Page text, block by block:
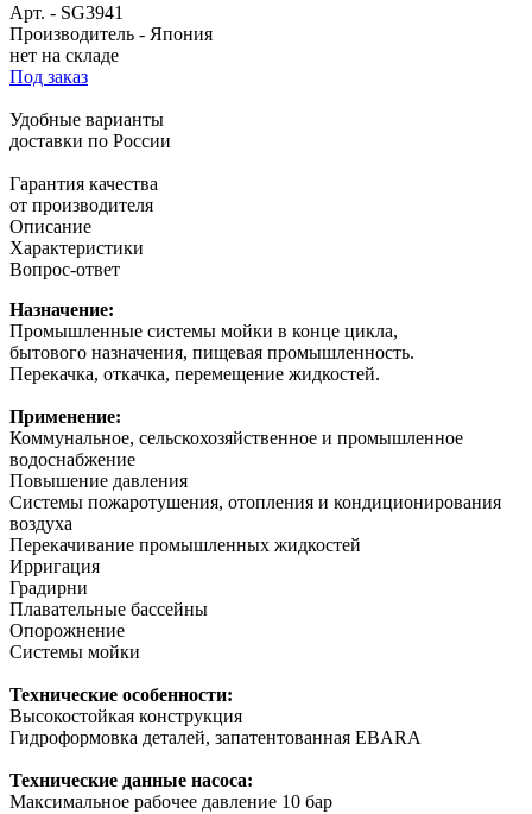
Арт. - SG3941
Производитель - Япония
нет на складе
Под заказ
Удобные варианты
доставки по России
Гарантия качества
от производителя
Описание
Характеристики
Вопрос-ответ
Назначение:
Промышленные системы мойки в конце цикла,
бытового назначения, пищевая промышленность.
Перекачка, откачка, перемещение жидкостей.
Применение:
Коммунальное, сельскохозяйственное и промышленное
водоснабжение
Повышение давления
Системы пожаротушения, отопления и кондиционирования
воздуха
Перекачивание промышленных жидкостей
Ирригация
Градирни
Плавательные бассейны
Опорожнение
Системы мойки
Технические особенности:
Высокостойкая конструкция
Гидроформовка деталей, запатентованная EBARA
Технические данные насоса:
Максимальное рабочее давление 10 бар